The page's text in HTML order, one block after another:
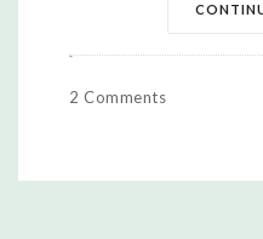
2 Comments